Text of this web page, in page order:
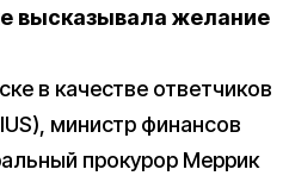
высказывала желание
в качестве ответчиков
министр финансов
прокурор Меррик